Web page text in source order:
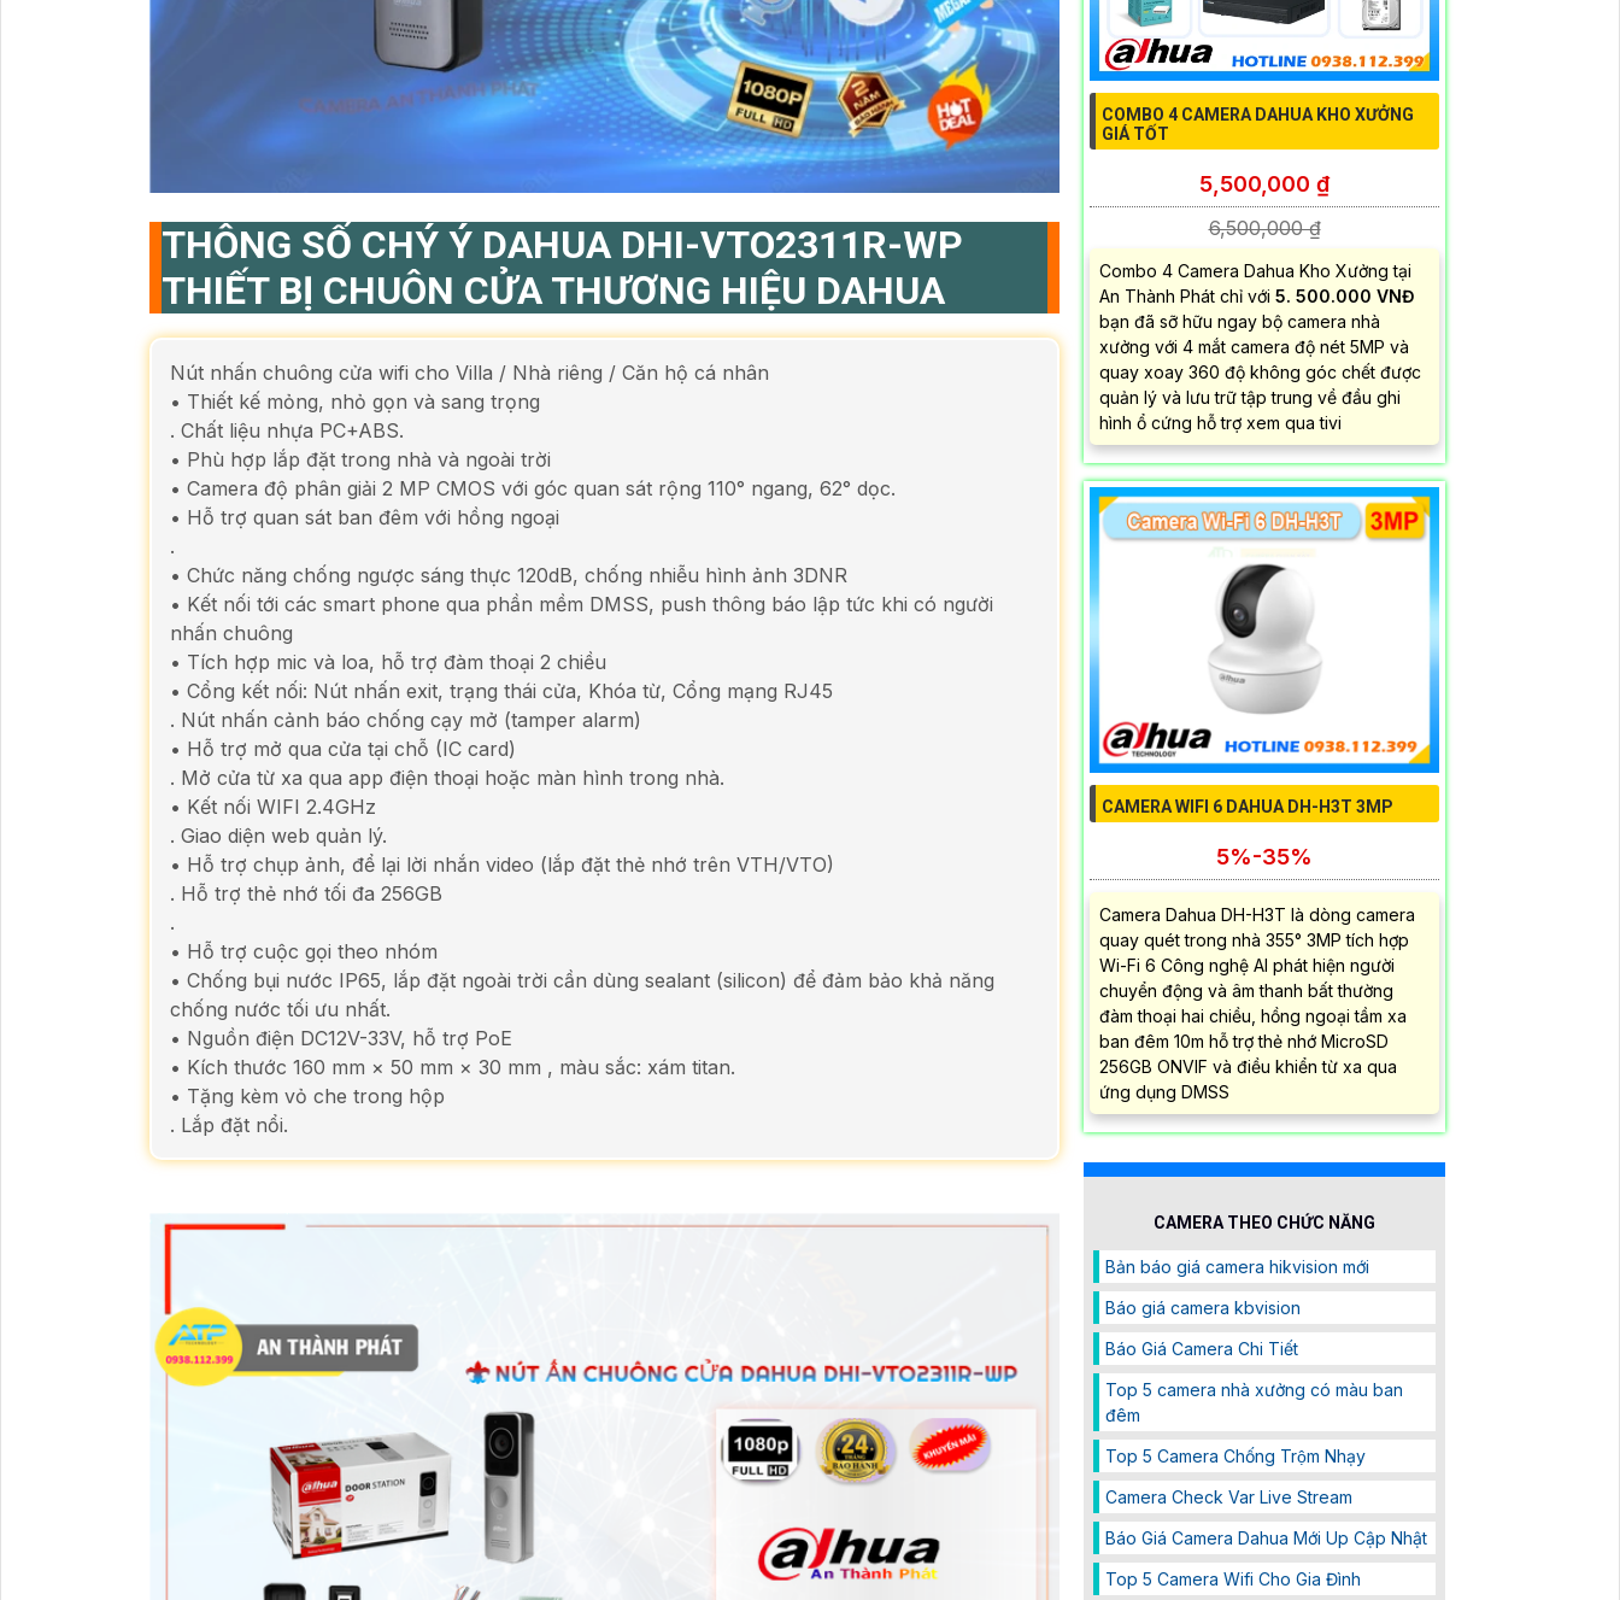
THÔNG SỐ CHÝ Ý DAHUA DHI-VTO2311R-WP
THIẾT BỊ CHUÔN CỬA THƯƠNG HIỆU DAHUA
Nút nhấn chuông cửa wifi cho Villa / Nhà riêng / Căn hộ cá nhân
• Thiết kế mỏng, nhỏ gọn và sang trọng
. Chất liệu nhựa PC+ABS.
• Phù hợp lắp đặt trong nhà và ngoài trời
• Camera độ phân giải 2 MP CMOS với góc quan sát rộng 110° ngang, 62° dọc.
• Hỗ trợ quan sát ban đêm với hồng ngoại
.
• Chức năng chống ngược sáng thực 120dB, chống nhiễu hình ảnh 3DNR
• Kết nối tới các smart phone qua phần mềm DMSS, push thông báo lập tức khi có người
nhấn chuông
• Tích hợp mic và loa, hỗ trợ đàm thoại 2 chiều
• Cổng kết nối: Nút nhấn exit, trạng thái cửa, Khóa từ, Cổng mạng RJ45
. Nút nhấn cảnh báo chống cạy mở (tamper alarm)
• Hỗ trợ mở qua cửa tại chỗ (IC card)
. Mở cửa từ xa qua app điện thoại hoặc màn hình trong nhà.
• Kết nối WIFI 2.4GHz
. Giao diện web quản lý.
• Hỗ trợ chụp ảnh, để lại lời nhắn video (lắp đặt thẻ nhớ trên VTH/VTO)
. Hỗ trợ thẻ nhớ tối đa 256GB
.
• Hỗ trợ cuộc gọi theo nhóm
• Chống bụi nước IP65, lắp đặt ngoài trời cần dùng sealant (silicon) để đảm bảo khả năng
chống nước tối ưu nhất.
• Nguồn điện DC12V-33V, hỗ trợ PoE
• Kích thước 160 mm × 50 mm × 30 mm , màu sắc: xám titan.
• Tặng kèm vỏ che trong hộp
. Lắp đặt nổi.
COMBO 4 CAMERA DAHUA KHO XƯỞNG
GIÁ TỐT
5,500,000 ₫
6,500,000 ₫
Combo 4 Camera Dahua Kho Xưởng tại
An Thành Phát chỉ với 5. 500.000 VNĐ
bạn đã sỡ hữu ngay bộ camera nhà
xưởng với 4 mắt camera độ nét 5MP và
quay xoay 360 độ không góc chết được
quản lý và lưu trữ tập trung về đầu ghi
hình ổ cứng hỗ trợ xem qua tivi
CAMERA WIFI 6 DAHUA DH-H3T 3MP
5%-35%
Camera Dahua DH-H3T là dòng camera
quay quét trong nhà 355° 3MP tích hợp
Wi-Fi 6 Công nghệ AI phát hiện người
chuyển động và âm thanh bất thường
đàm thoại hai chiều, hồng ngoại tầm xa
ban đêm 10m hỗ trợ thẻ nhớ MicroSD
256GB ONVIF và điều khiển từ xa qua
ứng dụng DMSS
CAMERA THEO CHỨC NĂNG
Bản báo giá camera hikvision mới
Báo giá camera kbvision
Báo Giá Camera Chi Tiết
Top 5 camera nhà xưởng có màu ban
đêm
Top 5 Camera Chống Trộm Nhạy
Camera Check Var Live Stream
Báo Giá Camera Dahua Mới Up Cập Nhật
Top 5 Camera Wifi Cho Gia Đình